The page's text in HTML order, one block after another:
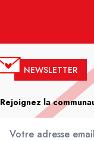
NEWSLETTER
Rejoignez la